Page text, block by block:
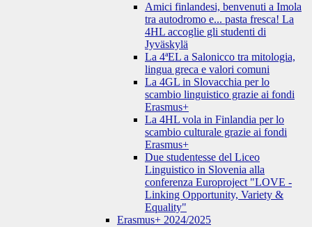
Amici finlandesi, benvenuti a Imola
tra autodromo e... pasta fresca! La
4HL accoglie gli studenti di
Jyväskylä
La 4ªEL a Salonicco tra mitologia,
lingua greca e valori comuni
La 4GL in Slovacchia per lo
scambio linguistico grazie ai fondi
Erasmus+
La 4HL vola in Finlandia per lo
scambio culturale grazie ai fondi
Erasmus+
Due studentesse del Liceo
Linguistico in Slovenia alla
conferenza Europroject "LOVE -
Linking Opportunity, Variety &
Equality"
Erasmus+ 2024/2025